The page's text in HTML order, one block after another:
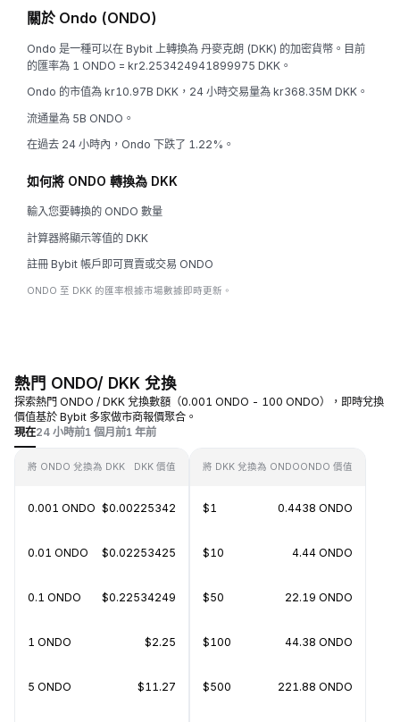
關於 Ondo (ONDO)
Ondo 是一種可以在 Bybit 上轉換為 丹麥克朗 (DKK) 的加密貨幣。目前
的匯率為 1 ONDO = kr2.253424941899975 DKK。
Ondo 的市值為 kr10.97B DKK，24 小時交易量為 kr368.35M DKK。
流通量為 5B ONDO。
在過去 24 小時內，Ondo 下跌了 1.22%。
如何將 ONDO 轉換為 DKK
輸入您要轉換的 ONDO 數量
計算器將顯示等值的 DKK
註冊 Bybit 帳戶即可買賣或交易 ONDO
ONDO 至 DKK 的匯率根據市場數據即時更新。
熱門 ONDO/ DKK 兌換
探索熱門 ONDO / DKK 兌換數額（0.001 ONDO - 100 ONDO），即時兌換
價值基於 Bybit 多家做市商報價聚合。
現在24 小時前1 個月前1 年前
將 ONDO 兌換為 DKK DKK 價值
0.001 ONDO $0.00225342
0.01 ONDO $0.02253425
0.1 ONDO $0.22534249
1 ONDO $2.25
5 ONDO $11.27
將 DKK 兌換為 ONDOONDO 價值
$1 0.4438 ONDO
$10 4.44 ONDO
$50 22.19 ONDO
$100 44.38 ONDO
$500 221.88 ONDO